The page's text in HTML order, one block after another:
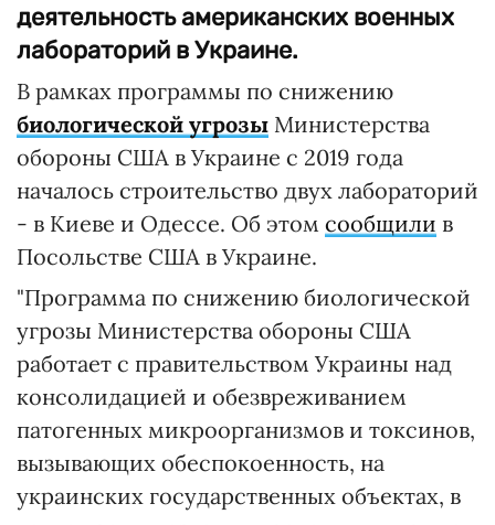
деятельность американских военных
лабораторий в Украине.
В рамках программы по снижению
биологической угрозы Министерства
обороны США в Украине с 2019 года
началось строительство двух лабораторий
- в Киеве и Одессе. Об этом сообщили в
Посольстве США в Украине.
"Программа по снижению биологической
угрозы Министерства обороны США
работает с правительством Украины над
консолидацией и обезвреживанием
патогенных микроорганизмов и токсинов,
вызывающих обеспокоенность, на
украинских государственных объектах, в